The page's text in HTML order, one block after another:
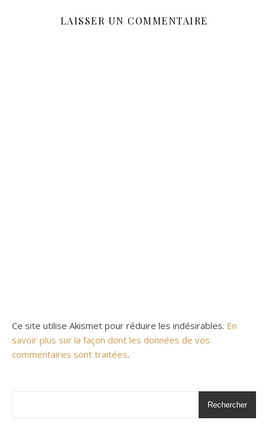
LAISSER UN COMMENTAIRE
Ce site utilise Akismet pour réduire les indésirables. En
savoir plus sur la façon dont les données de vos
commentaires sont traitées.
Rechercher